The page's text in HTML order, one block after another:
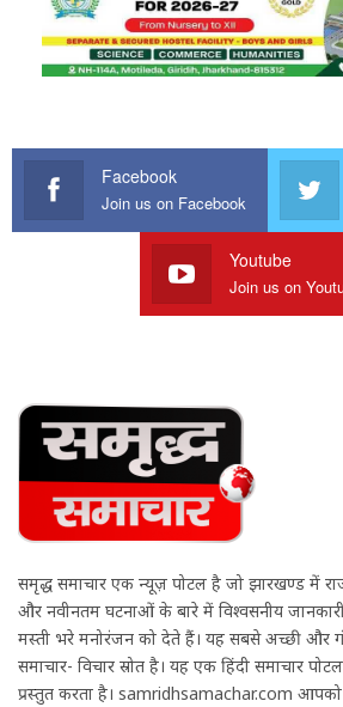
Facebook
Join us on Facebook
Youtube
Join us on
समृद्ध समाचार एक न्यूज़ पोर्टल है जो झारखण्ड में
और नवीनतम घटनाओं के बारे में विश्वसनीय
मस्ती भरे मनोरंजन को देते हैं। यह सबसे अच्छी और
समाचार- विचार स्रोत है। यह एक हिंदी समाचार
प्रस्तुत करता है। samridhsamachar.com आपको